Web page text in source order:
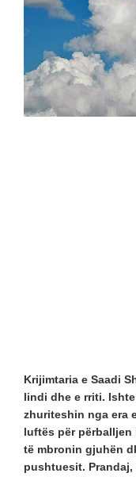
Krijimtaria e Saadi
lindi dhe e rriti.
zhuriteshin nga era
luftës për përballjen
të mbronin gjuhën
pushtuesit. Prandaj,